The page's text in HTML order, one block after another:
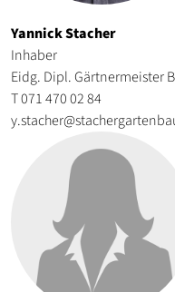
Yannick Stacher
Inhaber
Eidg. Dipl. Gärtnermeister
T 071 470 02 84